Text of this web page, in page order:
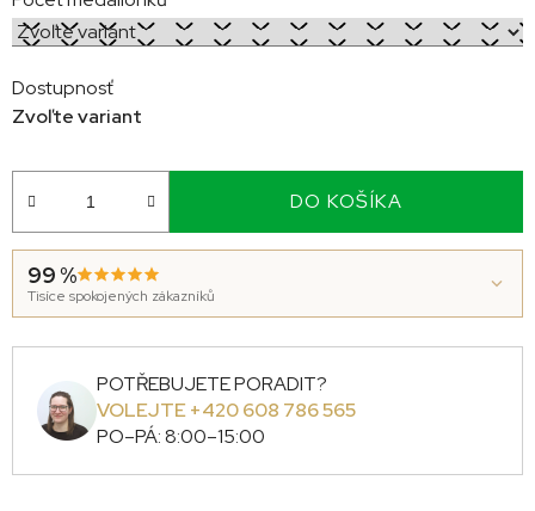
Dostupnosť
Zvoľte variant
DO KOŠÍKA
99 %
Tisíce spokojených zákazníků
POTŘEBUJETE PORADIT?
VOLEJTE +420 608 786 565
PO–PÁ: 8:00–15:00